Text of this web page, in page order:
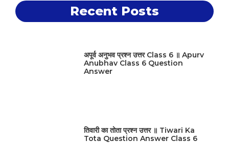
Recent Posts
अपूर्व अनुभव प्रश्न उत्तर Class 6 ॥ Apurv
Anubhav Class 6 Question
Answer
तिवारी का तोता प्रश्न उत्तर ॥ Tiwari Ka
Tota Question Answer Class 6